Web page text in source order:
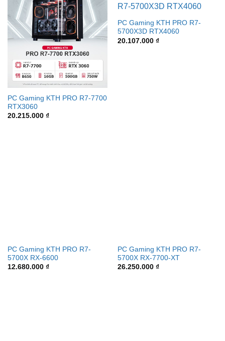
PC Gaming KTH PRO R7-7700
RTX3060
20.215.000 ₫
PC Gaming KTH PRO R7-
5700X3D RTX4060
20.107.000 ₫
PC Gaming KTH PRO R7-
5700X RX-6600
12.680.000 ₫
PC Gaming KTH PRO R7-
5700X RX-7700-XT
26.250.000 ₫